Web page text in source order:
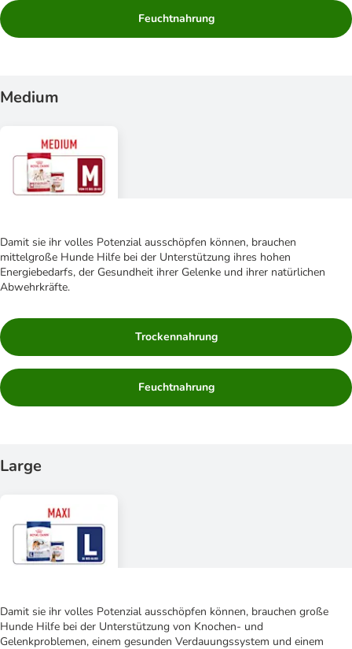
Feuchtnahrung
Medium
Damit sie ihr volles Potenzial ausschöpfen können, brauchen
mittelgroße Hunde Hilfe bei der Unterstützung ihres hohen
Energiebedarfs, der Gesundheit ihrer Gelenke und ihrer natürlichen
Abwehrkräfte.
Trockennahrung
Feuchtnahrung
Large
Damit sie ihr volles Potenzial ausschöpfen können, brauchen große
Hunde Hilfe bei der Unterstützung von Knochen- und
Gelenkproblemen, einem gesunden Verdauungssystem und einem